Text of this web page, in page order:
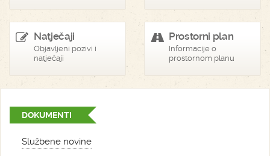
Natječaji
Objavljeni pozivi i
natječaji
Prostorni plan
Informacije o
prostornom planu
DOKUMENTI
Službene novine